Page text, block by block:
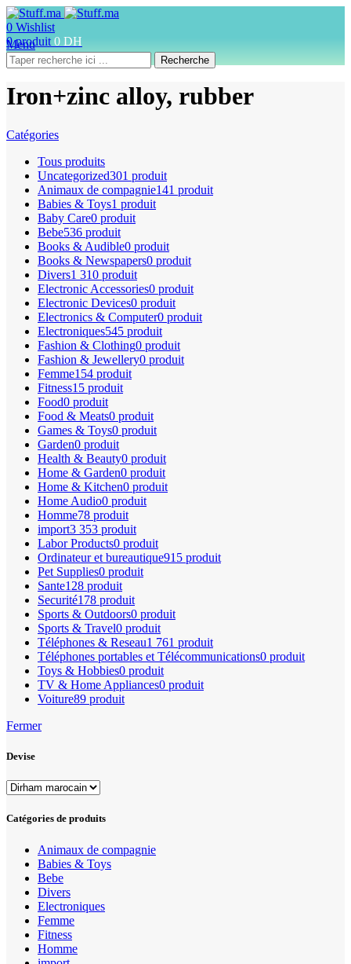
0 Wishlist
0produit 0 DH
Menu
Recherche
Iron+zinc alloy, rubber
Catégories
Tous produits
Uncategorized301 produit
Animaux de compagnie141 produit
Babies & Toys1 produit
Baby Care0 produit
Bebe536 produit
Books & Audible0 produit
Books & Newspapers0 produit
Divers1 310 produit
Electronic Accessories0 produit
Electronic Devices0 produit
Electronics & Computer0 produit
Electroniques545 produit
Fashion & Clothing0 produit
Fashion & Jewellery0 produit
Femme154 produit
Fitness15 produit
Food0 produit
Food & Meats0 produit
Games & Toys0 produit
Garden0 produit
Health & Beauty0 produit
Home & Garden0 produit
Home & Kitchen0 produit
Home Audio0 produit
Homme78 produit
import3 353 produit
Labor Products0 produit
Ordinateur et bureautique915 produit
Pet Supplies0 produit
Sante128 produit
Securité178 produit
Sports & Outdoors0 produit
Sports & Travel0 produit
Téléphones & Reseau1 761 produit
Téléphones portables et Télécommunications0 produit
Toys & Hobbies0 produit
TV & Home Appliances0 produit
Voiture89 produit
Fermer
Devise
Catégories de produits
Animaux de compagnie
Babies & Toys
Bebe
Divers
Electroniques
Femme
Fitness
Homme